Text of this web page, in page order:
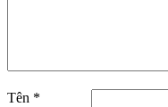
Tên *